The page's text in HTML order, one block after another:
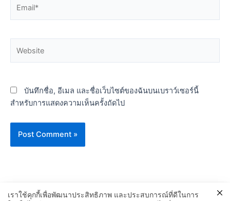
บันทึกชื่อ, อีเมล และชื่อเว็บไซต์ของฉันบนเบราว์เซอร์นี้
สำหรับการแสดงความเห็นครั้งถัดไป
เราใช้คุกกี้เพื่อพัฒนาประสิทธิภาพ และประสบการณ์ที่ดีในการ